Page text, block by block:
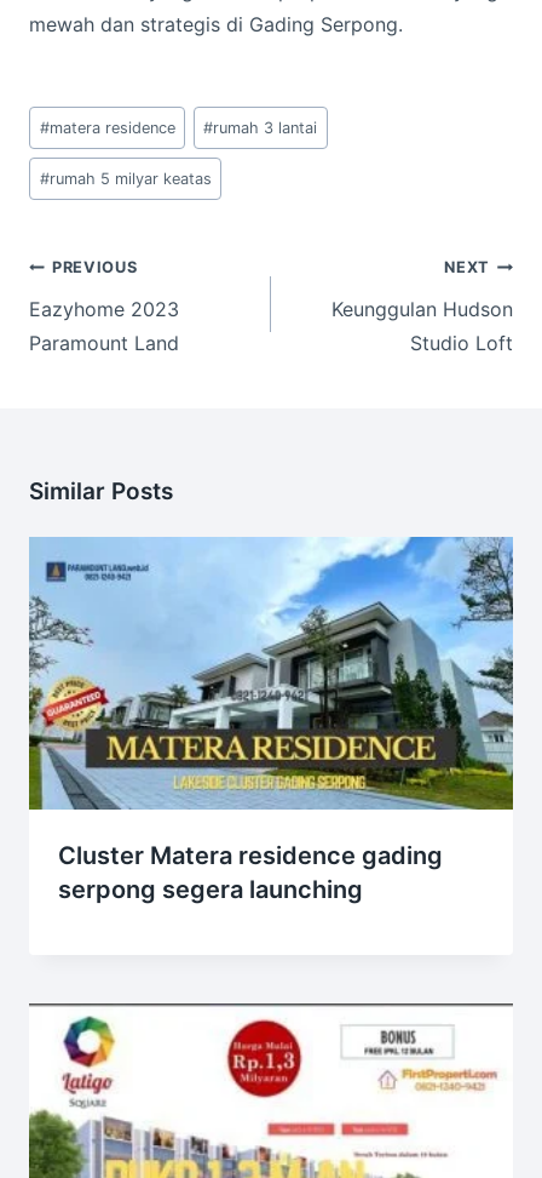
mewah dan strategis di Gading Serpong.
Post
Tags:
#matera residence #rumah 3 lantai
#rumah 5 milyar keatas
PostPREVIOUS
Eazyhome 2023
Paramount Land
NEXT
Keunggulan Hudson
Studio Loft
Similar Posts
Cluster Matera residence gading
serpong segera launching